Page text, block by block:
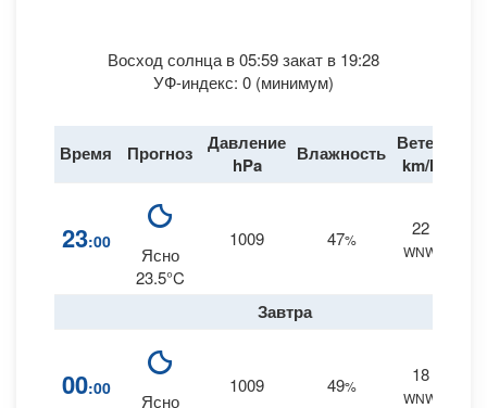
Восход солнца в 05:59 закат в 19:28
УФ-индекс: 0 (минимум)
Время Прогноз
Давление
hPa
Влажность Ветер
km/h
23:00
Ясно
23.5°C
1009 47%
22
WNW
Завтра
00:00
Ясно
1009 49%
18
WNW